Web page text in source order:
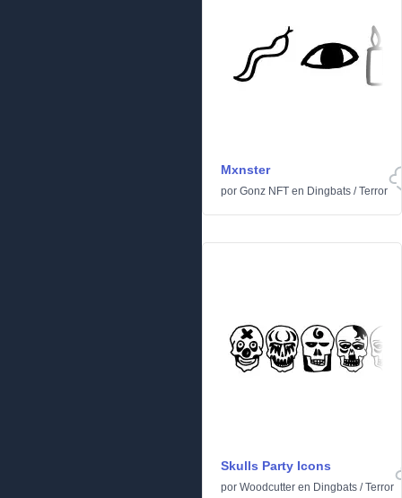
Mxnster
por Gonz NFT en Dingbats /Terror
Skulls Party Icons
por Woodcutter en Dingbats /Terror